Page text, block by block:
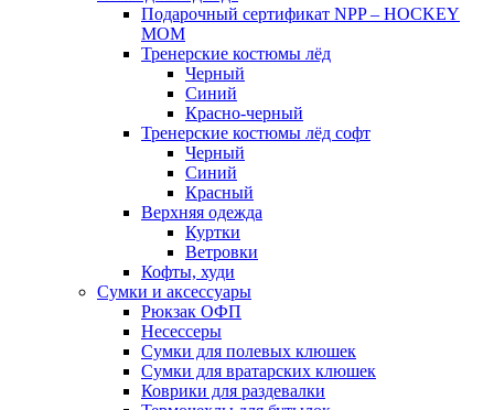
Подарочный сертификат NPP – HOCKEY
MOM
Тренерские костюмы лёд
Черный
Синий
Красно-черный
Тренерские костюмы лёд софт
Черный
Синий
Красный
Верхняя одежда
Куртки
Ветровки
Кофты, худи
Сумки и аксессуары
Рюкзак ОФП
Несессеры
Сумки для полевых клюшек
Сумки для вратарских клюшек
Коврики для раздевалки